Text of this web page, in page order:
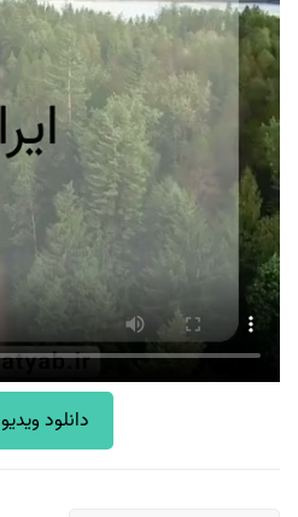
دانلود ویدیو